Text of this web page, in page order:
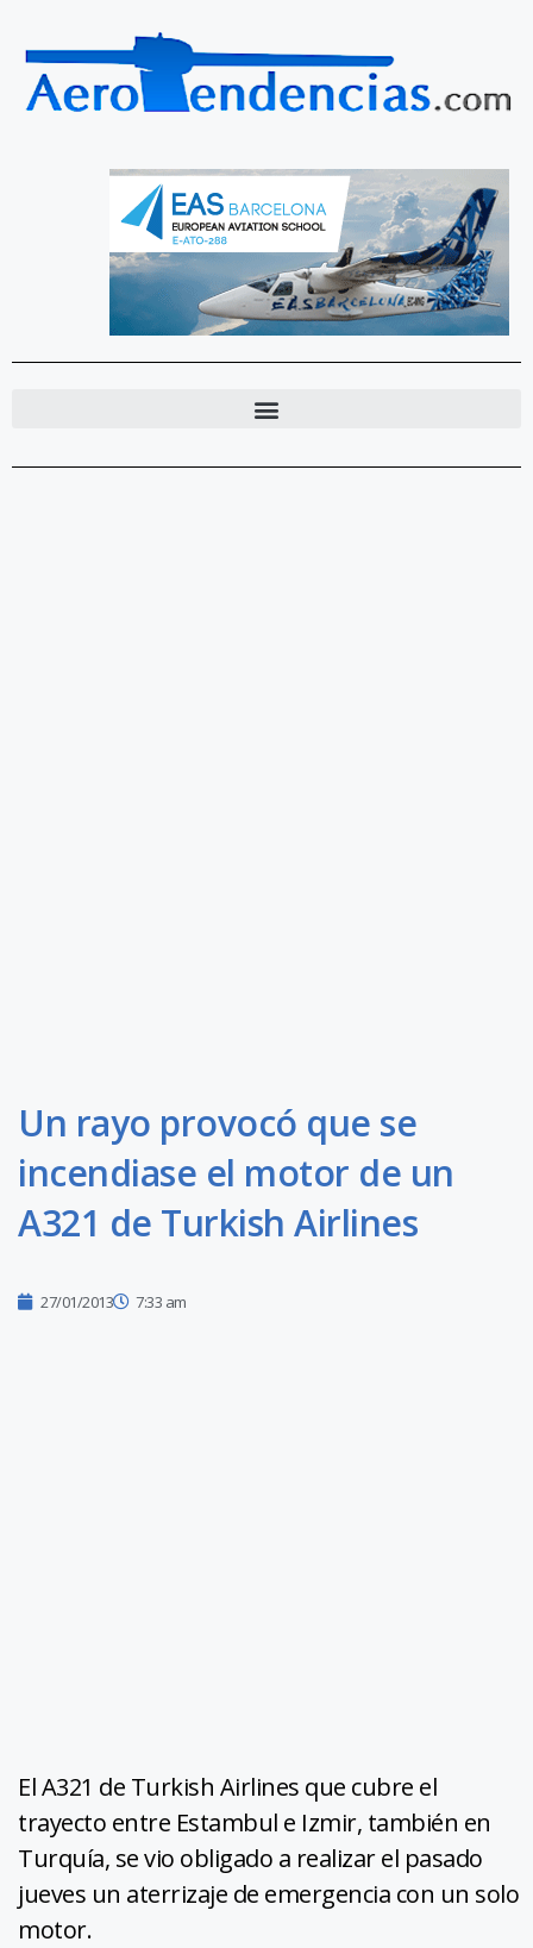
Un rayo provocó que se
incendiase el motor de un
A321 de Turkish Airlines
27/01/2013 7:33 am
El A321 de Turkish Airlines que cubre el
trayecto entre Estambul e Izmir, también en
Turquía, se vio obligado a realizar el pasado
jueves un aterrizaje de emergencia con un solo
motor.